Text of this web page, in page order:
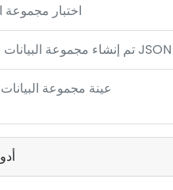
اختبار مجموعة
تم إنشاء مجموعة البيانات بتنسيق JSON
عينة مجموعة البيانات